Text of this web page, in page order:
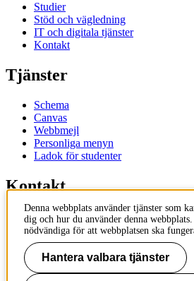
Studier
Stöd och vägledning
IT och digitala tjänster
Kontakt
Tjänster
Schema
Canvas
Webbmejl
Personliga menyn
Ladok för studenter
Kontakt
Kontakta utbildningsprogram
Kontakta kurs
IT-support
KTH Entré
Denna webbplats använder tjänster som
dig och hur du använder denna
nödvändiga för att webbplatsen ska
Hantera valbara tjänster